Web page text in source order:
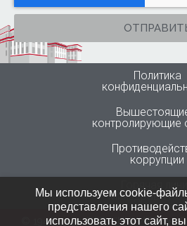
Политика
контролирующие
коррупции
Горячая линия
Минздрава
© 1946-2024 ФГБУ “ННИИТО им.
Мы используем cookie-
представления нашего
использовать этот сайт,